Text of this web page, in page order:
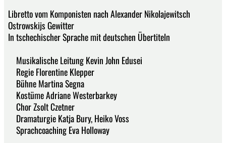
Libretto vom Komponisten nach Alexander Nikolajewitsch
Ostrowskijs Gewitter
In tschechischer Sprache mit deutschen Übertiteln
Musikalische Leitung Kevin John Edusei
Regie Florentine Klepper
Bühne Martina Segna
Kostüme Adriane Westerbarkey
Chor Zsolt Czetner
Dramaturgie Katja Bury, Heiko Voss
Sprachcoaching Eva Holloway